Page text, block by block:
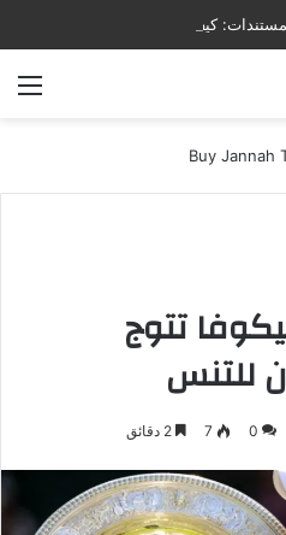
تتوج
للتنس
0
7